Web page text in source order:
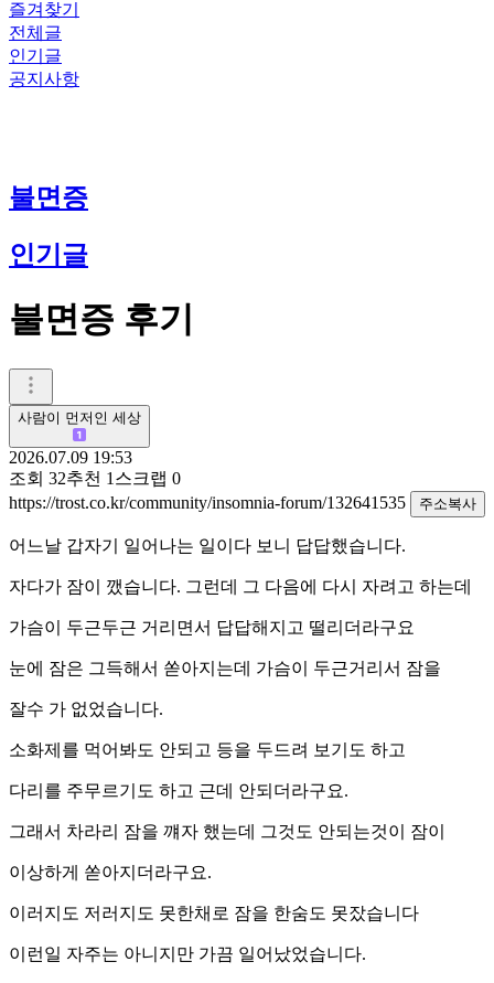
즐겨찾기
전체글
인기글
공지사항
불면증
인기글
불면증 후기
사람이 먼저인 세상
2026.07.09 19:53
조회 32추천 1 스크랩 0
https://trost.co.kr/community/insomnia-forum/132641535
주소복사
어느날 갑자기 일어나는 일이다 보니 답답했습니다.
자다가 잠이 깼습니다. 그런데 그 다음에 다시 자려고 하는데
가슴이 두근두근 거리면서 답답해지고 떨리더라구요
눈에 잠은 그득해서 쏟아지는데 가슴이 두근거리서 잠을
잘수 가 없었습니다.
소화제를 먹어봐도 안되고 등을 두드려 보기도 하고
다리를 주무르기도 하고 근데 안되더라구요.
그래서 차라리 잠을 꺠자 했는데 그것도 안되는것이 잠이
이상하게 쏟아지더라구요.
이러지도 저러지도 못한채로 잠을 한숨도 못잤습니다
이런일 자주는 아니지만 가끔 일어났었습니다.